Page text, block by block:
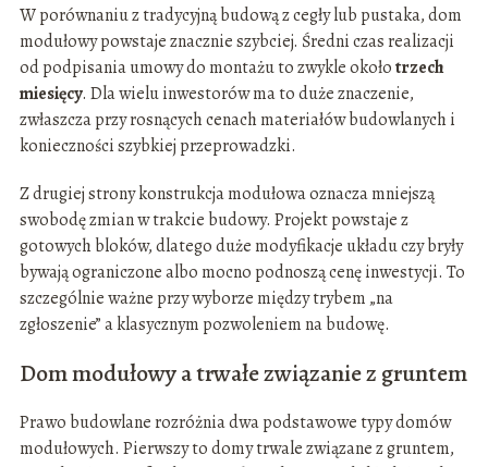
W porównaniu z tradycyjną budową z cegły lub pustaka, dom
modułowy powstaje znacznie szybciej. Średni czas realizacji
od podpisania umowy do montażu to zwykle okołotrzech
miesięcy. Dla wielu inwestorów ma to duże znaczenie,
zwłaszcza przy rosnących cenach materiałów budowlanych i
konieczności szybkiej przeprowadzki.
Z drugiej strony konstrukcja modułowa oznacza mniejszą
swobodę zmian w trakcie budowy. Projekt powstaje z
gotowych bloków, dlatego duże modyfikacje układu czy bryły
bywają ograniczone albo mocno podnoszą cenę inwestycji. To
szczególnie ważne przy wyborze między trybem „na
zgłoszenie” a klasycznym pozwoleniem na budowę.
Dom modułowy a trwałe związanie z gruntem
Prawo budowlane rozróżnia dwa podstawowe typy domów
modułowych. Pierwszy to domy trwale związane z gruntem,